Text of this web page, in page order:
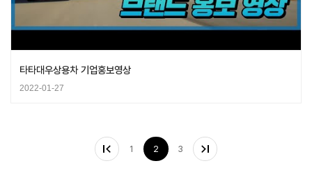
타타대우상용차 기업홍보영상
2022-01-27
1 2 3